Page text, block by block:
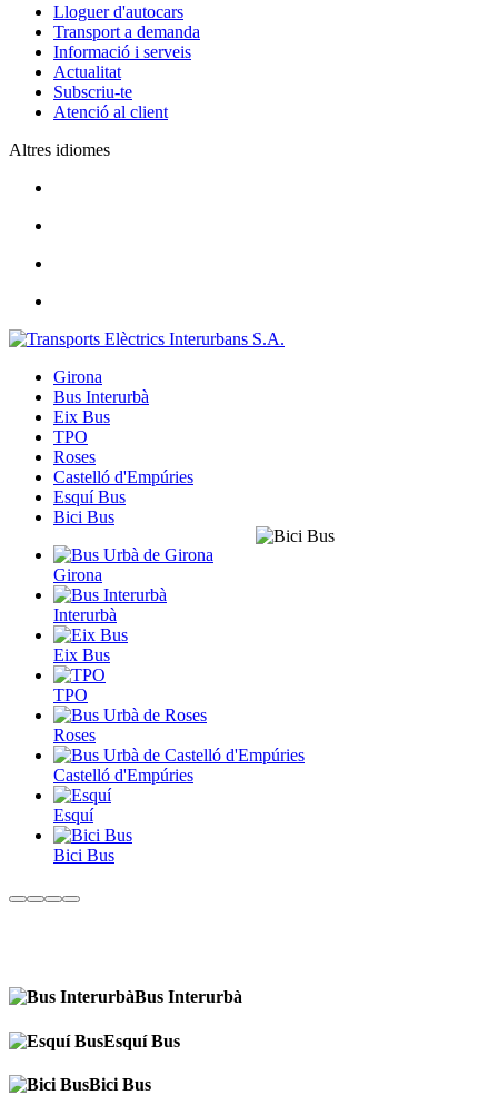
Lloguer d'autocars
Transport a demanda
Informació i serveis
Actualitat
Subscriu-te
Atenció al client
Altres idiomes
Girona
Bus Interurbà
Eix Bus
TPO
Roses
Castelló d'Empúries
Esquí Bus
Bici Bus
Girona
Interurbà
Eix Bus
TPO
Roses
Castelló d'Empúries
Esquí
Bici Bus
Bus Interurbà
Esquí Bus
Bici Bus